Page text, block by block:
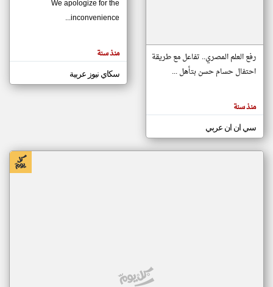
مصادر الأخبار من موريتانيا
اخبار موريتانيا على مدار الساعة
أهم اخبار موريتانيا العاجلة والمباشرة
المقالات
الموجوده
هنا عن
رفع العلم المصري.. تفاعل مع طريقة
احتفال حسام حسن بتأهل ...
منذ سنة
سي ان ان عربي
We apologize for the
inconvenience...
منذ سنة
سكاي نيوز عربية
klyoum.com